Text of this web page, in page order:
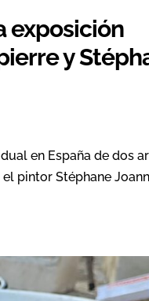
exposición
y
en España de dos
pintor Stéphane